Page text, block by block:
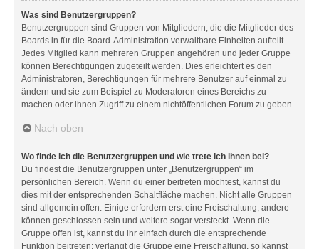
Was sind Benutzergruppen?
Benutzergruppen sind Gruppen von Mitgliedern, die die Mitglieder des
Boards in für die Board-Administration verwaltbare Einheiten aufteilt.
Jedes Mitglied kann mehreren Gruppen angehören und jeder Gruppe
können Berechtigungen zugeteilt werden. Dies erleichtert es den
Administratoren, Berechtigungen für mehrere Benutzer auf einmal zu
ändern und sie zum Beispiel zu Moderatoren eines Bereichs zu
machen oder ihnen Zugriff zu einem nichtöffentlichen Forum zu geben.
Nach oben
Wo finde ich die Benutzergruppen und wie trete ich ihnen bei?
Du findest die Benutzergruppen unter „Benutzergruppen“ im
persönlichen Bereich. Wenn du einer beitreten möchtest, kannst du
dies mit der entsprechenden Schaltfläche machen. Nicht alle Gruppen
sind allgemein offen. Einige erfordern erst eine Freischaltung, andere
können geschlossen sein und weitere sogar versteckt. Wenn die
Gruppe offen ist, kannst du ihr einfach durch die entsprechende
Funktion beitreten; verlangt die Gruppe eine Freischaltung, so kannst